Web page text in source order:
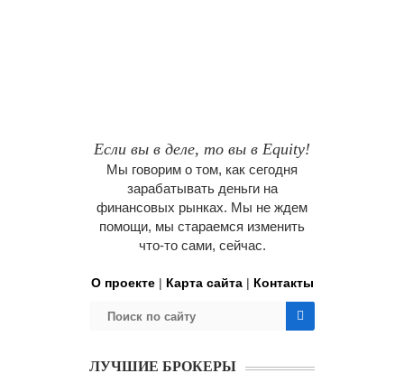
Если вы в деле, то вы в Equity!
Мы говорим о том, как сегодня
зарабатывать деньги на
финансовых рынках. Мы не ждем
помощи, мы стараемся изменить
что-то сами, сейчас.
О проекте| Карта сайта| Контакты
ЛУЧШИЕ БРОКЕРЫ